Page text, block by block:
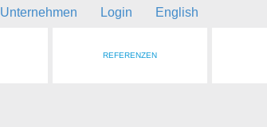
Unternehmen Login English
REFERENZEN